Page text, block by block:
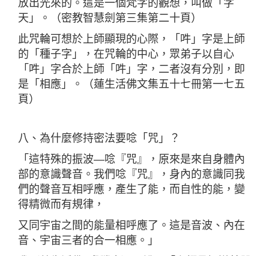
放出光來的。這是一個梵字的觀想，叫做「字
天」。（密教智慧劍第三集第二十頁）
此咒輪可想於上師顯現的心際，「吽」字是上師
的「種子字」，在咒輪的中心，眾弟子以自心
「吽」字合於上師「吽」字，二者沒有分別，即
是「相應」。（蓮生活佛文集五十七冊第一七五
頁）
八、為什麼修持密法要唸「咒」？
「這特殊的振波—唸『咒』，原來是來自身體內
部的意識聲音。我們唸『咒』，身內的意識同我
們的聲音互相呼應，產生了能，而自性的能，變
得精微而有規律，
又同宇宙之間的能量相呼應了。這是音波、內在
音、宇宙三者的合一相應。」